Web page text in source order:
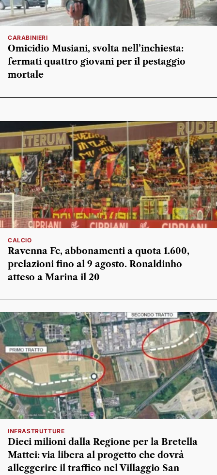
CARABINIERI
Omicidio Musiani, svolta nell’inchiesta:
fermati quattro giovani per il pestaggio
mortale
CALCIO
Ravenna Fc, abbonamenti a quota 1.600,
prelazioni fino al 9 agosto. Ronaldinho
atteso a Marina il 20
INFRASTRUTTURE
Dieci milioni dalla Regione per la Bretella
Mattei: via libera al progetto che dovrà
alleggerire il traffico nel Villaggio San